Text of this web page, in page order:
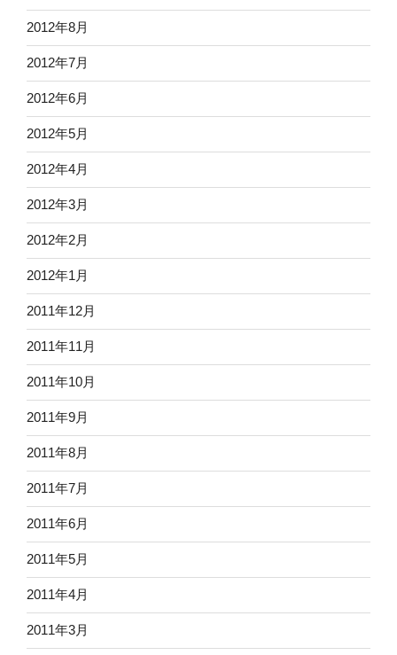
2012年8月
2012年7月
2012年6月
2012年5月
2012年4月
2012年3月
2012年2月
2012年1月
2011年12月
2011年11月
2011年10月
2011年9月
2011年8月
2011年7月
2011年6月
2011年5月
2011年4月
2011年3月